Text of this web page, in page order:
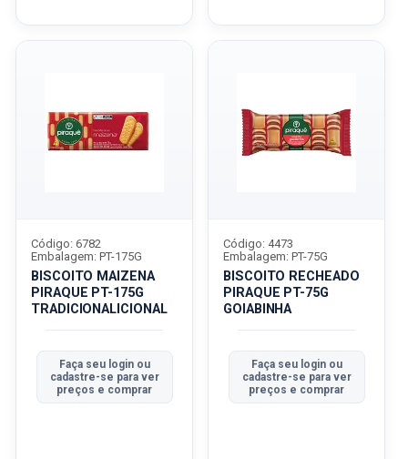
BISCOITO MAIZENA
PIRAQUE PT-175G
TRADICIONALICIONAL
Código: 6782
Embalagem: PT-175G
Faça seu login ou
cadastre-se para ver
preços e comprar
BISCOITO RECHEADO
PIRAQUE PT-75G
GOIABINHA
Código: 4473
Embalagem: PT-75G
Faça seu login ou
cadastre-se para ver
preços e comprar